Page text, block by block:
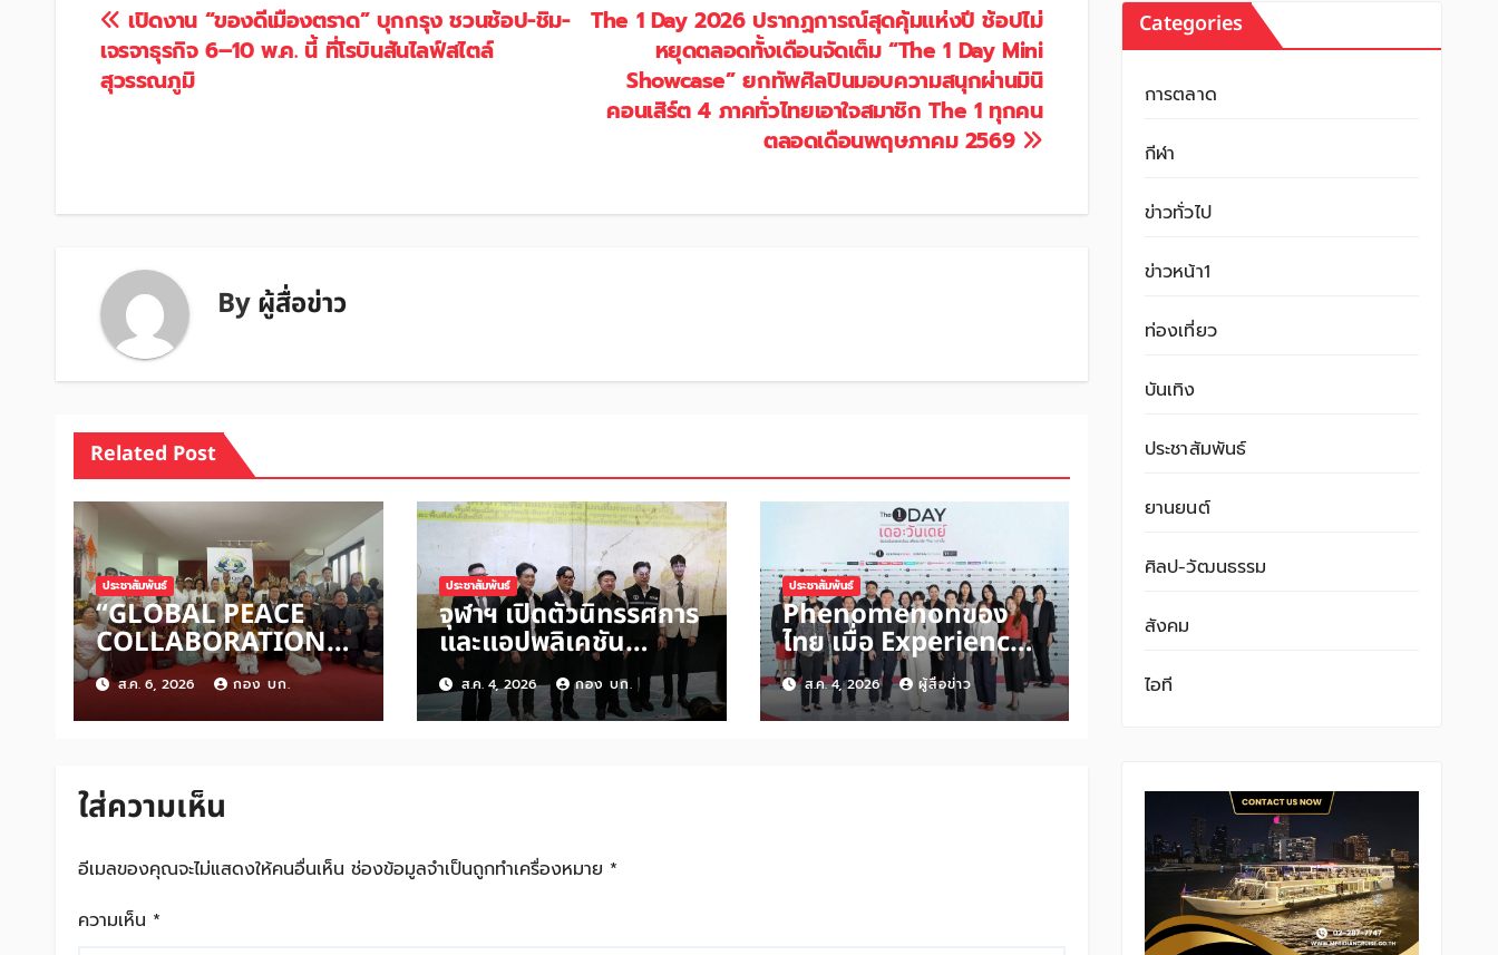
แนะแนว
เรื่อง
The 1 Day 2026 ปรากฏการณ์สุดคุ้มแห่งปี ช้อปไม่
หยุดตลอดทั้งเดือนจัดเต็ม “The 1 Day Mini
Showcase” ยกทัพศิลปินมอบความสนุกผ่านมินิ
คอนเสิร์ต 4 ภาคทั่วไทยเอาใจสมาชิก The 1 ทุกคน
ตลอดเดือนพฤษภาคม 2569
เปิดงาน “ของดีเมืองตราด” บุกกรุง ชวนช้อป-ชิม-
เจรจาธุรกิจ 6–10 พ.ค. นี้ ที่โรบินสันไลฟ์สไตล์
สุวรรณภูมิ
Byผู้สื่อข่าว
Related Post
ประชาสัมพันธ์
“GLOBAL PEACE
COLLABORATION
AWARDS 2026” เปิด
เวทีเชิดชูผู้สร้าง
สันติภาพโลก ดันแนวคิด
หัวใจมนุษย์’ สู่ความร่วม
มือระดับนานาชาติ
ส.ค. 6, 2026 กอง บก.
ประชาสัมพันธ์
จุฬาฯ เปิดตัวนิทรรศการ
และแอปพลิเคชัน
“OUHmap.com”
ระยะที่ 2 ปักหมุดย่านไช
น่าทาวน์–บรรทัดทอง–
ส.ค. 4, 2026 กอง บก.
ประชาสัมพันธ์
Phenomenonของ
ไทย เมื่อ Experience-
driven Loyalty พลิก
“ประสบการณ์” สู่แรงขับ
เคลื่อนการใช้จ่ายผสาน
ส.ค. 4, 2026 ผู้สื่อข่าว
ใส่ความเห็น
อีเมลของคุณจะไม่แสดงให้คนอื่นเห็น ช่องข้อมูลจำเป็นถูกทำเครื่องหมาย *
ความเห็น *
Categories
การตลาด
กีฬา
ข่าวทั่วไป
ข่าวหน้า1
ท่องเที่ยว
บันเทิง
ประชาสัมพันธ์
ยานยนต์
ศิลป-วัฒนธรรม
สังคม
ไอที